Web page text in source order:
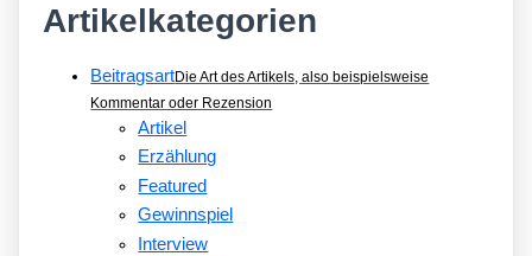
Artikelkategorien
BeitragsartDie Art des Artikels, also beispielsweise
Kommentar oder Rezension
Artikel
Erzählung
Featured
Gewinnspiel
Interview